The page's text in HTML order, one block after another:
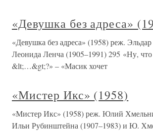
«Девушка без адреса»
«Девушка без адреса» (1958) реж.
Леонида Ленча (1905–1991) 295 «Ну,
&lt;…&gt;?» – «Масик хочет
«Мистер Икс» (1958)
«Мистер Икс» (1958) реж. Юлий
Ильи Рубинштейна (1907–1983) и Ю.